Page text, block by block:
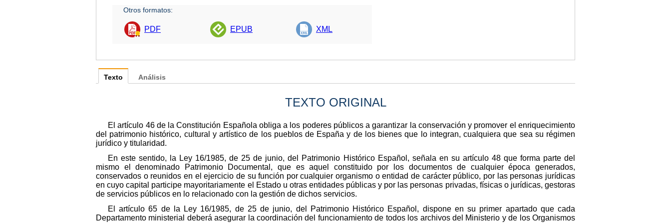
Otros formatos:
PDF EPUB XML
Texto
TEXTO ORIGINAL
El artículo 46 de la Constitución Española obliga a los poderes públicos a garantizar la conservación y promover el enriquecimiento
del patrimonio histórico, cultural y artístico de los pueblos de España y de los bienes que lo integran, cualquiera que sea su régimen
jurídico y titularidad.
En este sentido, la Ley 16/1985, de 25 de junio, del Patrimonio Histórico Español, señala en su artículo 48 que forma parte del
mismo el denominado Patrimonio Documental, que es aquel constituido por los documentos de cualquier época generados,
conservados o reunidos en el ejercicio de su función por cualquier organismo o entidad de carácter público, por las personas jurídicas
en cuyo capital participe mayoritariamente el Estado u otras entidades públicas y por las personas privadas, físicas o jurídicas, gestoras
de servicios públicos en lo relacionado con la gestión de dichos servicios.
El artículo 65 de la Ley 16/1985, de 25 de junio, del Patrimonio Histórico Español, dispone en su primer apartado que cada
Departamento ministerial deberá asegurar la coordinación del funcionamiento de todos los archivos del Ministerio y de los Organismos
Análisis